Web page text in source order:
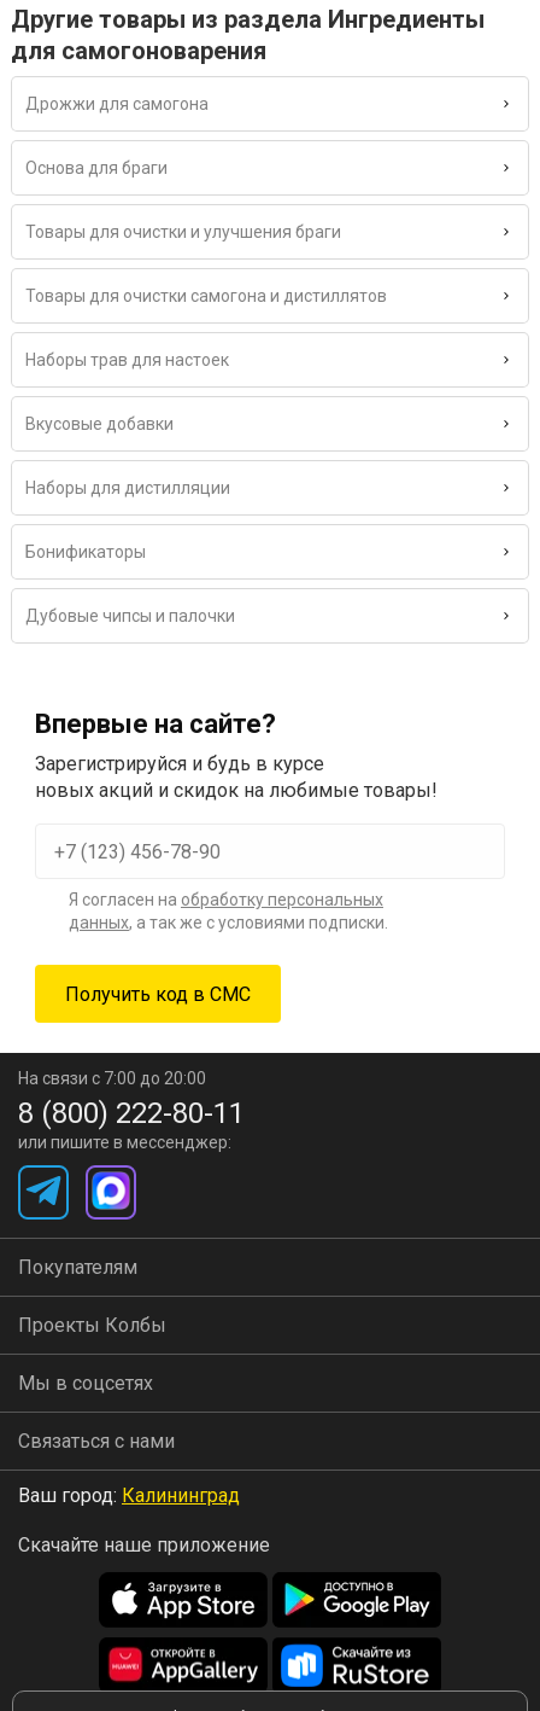
Другие товары из раздела Ингредиенты
для самогоноварения
Дрожжи для самогона
Основа для браги
Товары для очистки и улучшения браги
Товары для очистки самогона и дистиллятов
Наборы трав для настоек
Вкусовые добавки
Наборы для дистилляции
Бонификаторы
Дубовые чипсы и палочки
Впервые на сайте?
Зарегистрируйся и будь в курсе
новых акций и скидок на любимые товары!
Я согласен на обработку персональных
данных, а так же с условиями подписки.
На связи с 7:00 до 20:00
8 (800) 222-80-11
или пишите в мессенджер:
Покупателям
Проекты Колбы
Мы в соцсетях
Связаться с нами
Ваш город: Калининград
Скачайте наше приложение